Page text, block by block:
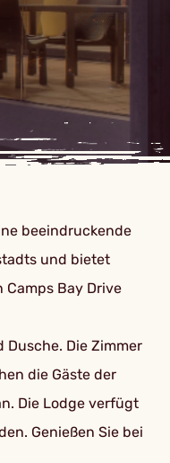
beeindruckende
und bietet
Bay Drive
Die Zimmer
die Gäste der
Die Lodge verfügt
Genießen Sie bei